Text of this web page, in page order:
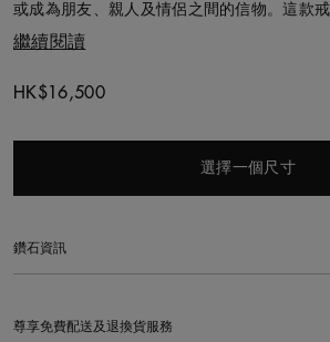
或成為朋友、親人及情侶之間的信物。這款
的寶藏賦予佩戴者象徵意義和力量。
繼續閱讀
Original price
HK$16,500
選擇一個尺寸
鑽石資訊
尊享免費配送及退換貨服務